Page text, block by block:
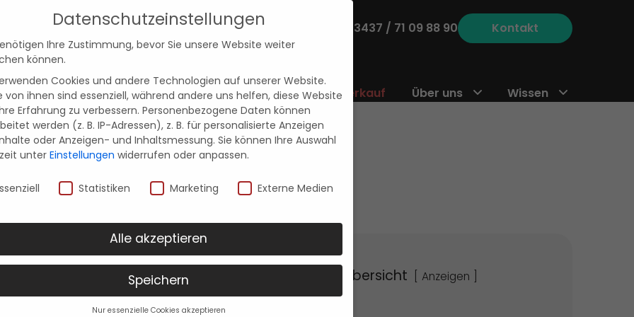
ruf uns an unter 03437 / 71 09 88 90 Kontakt
Inspirationen Küchenstudios Abverkauf Über uns Wissen
– Wenn
auf Individualität
Inhaltsübersicht Anzeigen
Datenschutzeinstellungen
Ihre Zustimmung, bevor Sie unsere Website weiter
können.
Cookies und andere Technologien auf unserer Website.
von ihnen sind essenziell, während andere uns helfen, diese Website
Erfahrung zu verbessern. Personenbezogene Daten können
werden (z. B. IP-Adressen), z. B. für personalisierte Anzeigen
oder Anzeigen- und Inhaltsmessung. Sie können Ihre Auswahl
unter Einstellungen widerrufen oder anpassen.
Statistiken Marketing Externe Medien
Alle akzeptieren
Speichern
Nur essenzielle Cookies akzeptieren